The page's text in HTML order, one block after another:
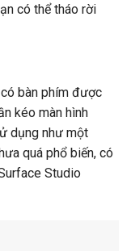
có thể tháo rời
bàn phím được
kéo màn hình
dụng như một
quá phổ biến, có
Studio